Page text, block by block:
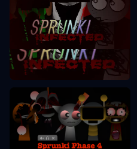
Sprunki Fāze 2